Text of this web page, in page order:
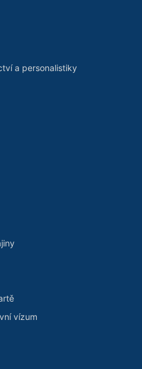
a personalistiky
vízum